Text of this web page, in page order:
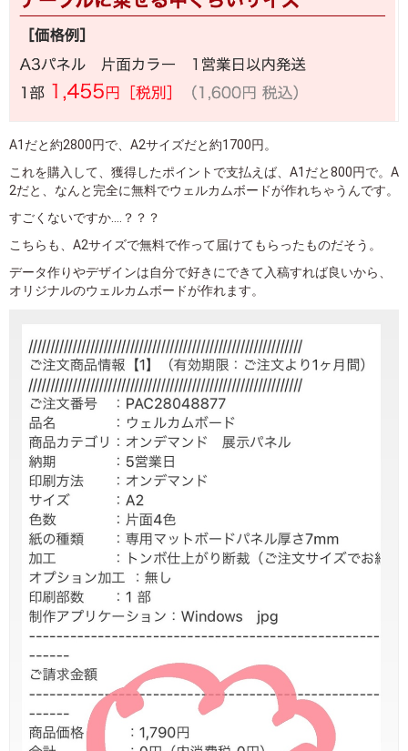
A1だと約2800円で、A2サイズだと約1700円。
これを購入して、獲得したポイントで支払えば、A1だと800円で。A
2だと、なんと完全に無料でウェルカムボードが作れちゃうんです。
すごくないですか....？？？
こちらも、A2サイズで無料で作って届けてもらったものだそう。
データ作りやデザインは自分で好きにできて入稿すれば良いから、
オリジナルのウェルカムボードが作れます。